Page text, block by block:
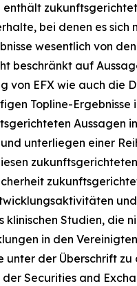
enthält
bei denen es
wesentlich von
beschränkt auf
von EFX wie auch die
Topline-Ergebnisse
Aussagen
unterliegen einer
klinischen Studien, die
in den
unter der Überschrift
Securities and